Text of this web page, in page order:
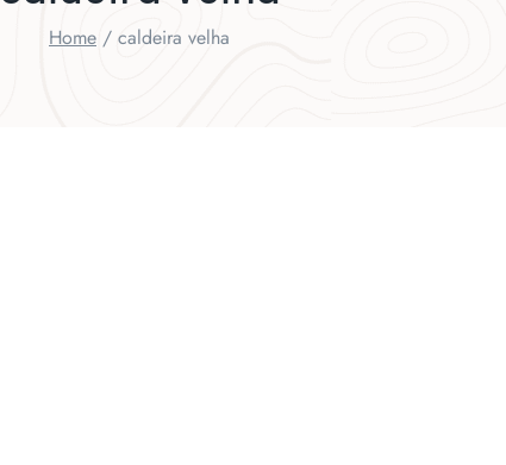
Home / caldeira velha